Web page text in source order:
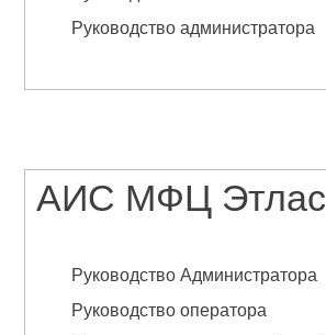
Руководство администратора
АИС МФЦ Этлас
Руководство Администратора
Руководство оператора